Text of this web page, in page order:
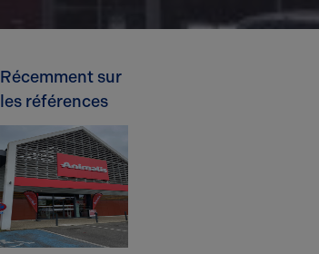
Récemment sur
les références